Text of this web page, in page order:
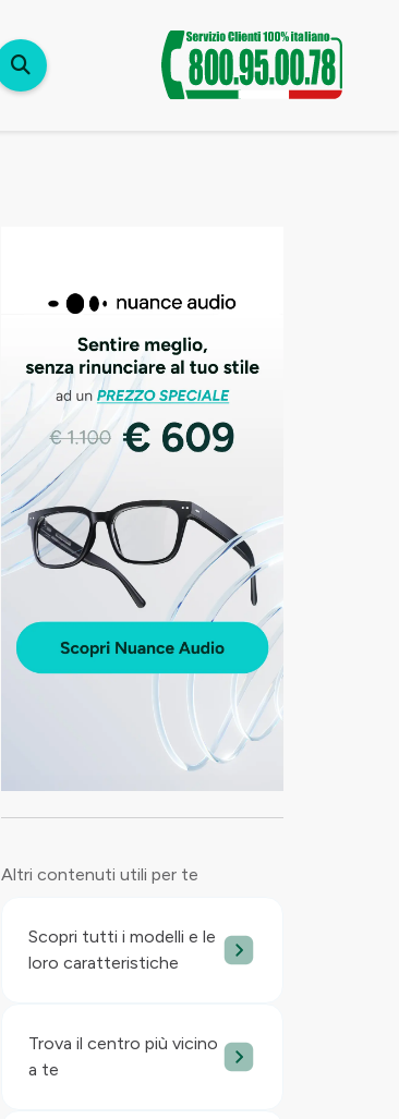
Altri contenuti utili per te
Scopri tutti i modelli e le
loro caratteristiche
Trova il centro più vicino
a te